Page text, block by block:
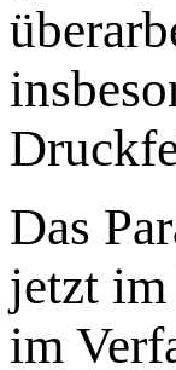
Das
jetzt im
im